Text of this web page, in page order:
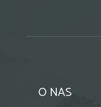
O NAS